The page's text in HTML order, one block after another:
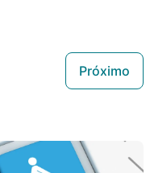
Próximo